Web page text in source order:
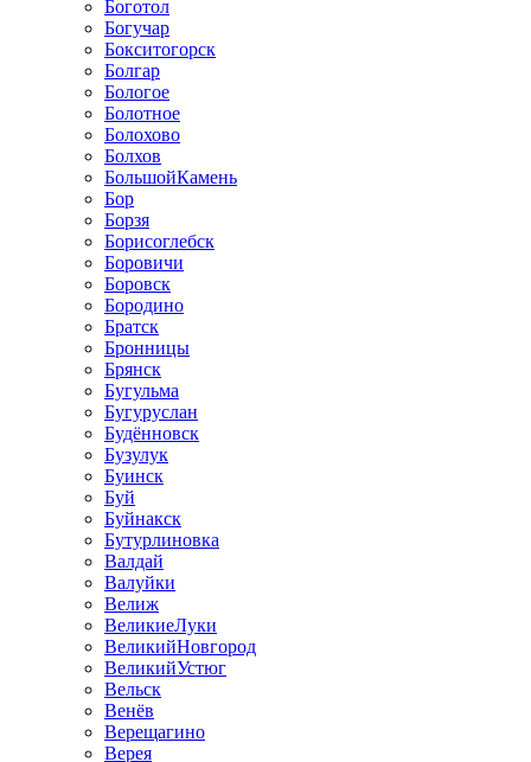
Боготол
Богучар
Бокситогорск
Болгар
Бологое
Болотное
Болохово
Болхов
БольшойКамень
Бор
Борзя
Борисоглебск
Боровичи
Боровск
Бородино
Братск
Бронницы
Брянск
Бугульма
Бугуруслан
Будённовск
Бузулук
Буинск
Буй
Буйнакск
Бутурлиновка
Валдай
Валуйки
Велиж
ВеликиеЛуки
ВеликийНовгород
ВеликийУстюг
Вельск
Венёв
Верещагино
Верея